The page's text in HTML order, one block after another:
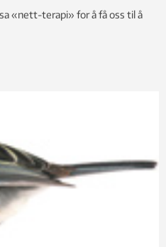
«nett-terapi» for å få oss til å